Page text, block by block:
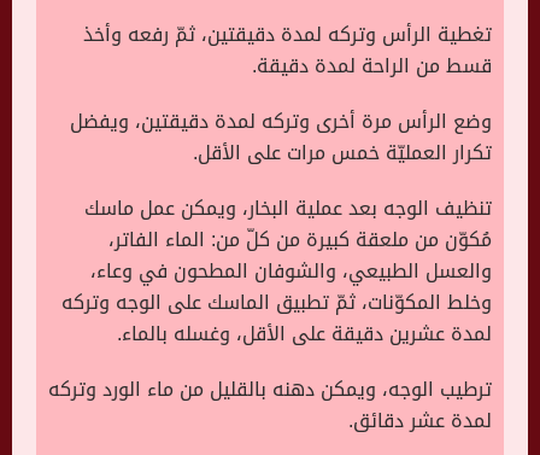
تغطية الرأس وتركه لمدة دقيقتين، ثمّ رفعه وأخذ
قسط من الراحة لمدة دقيقة.
وضع الرأس مرة أخرى وتركه لمدة دقيقتين، ويفضل
تكرار العمليّة خمس مرات على الأقل.
تنظيف الوجه بعد عملية البخار، ويمكن عمل ماسك
مُكوّن من ملعقة كبيرة من كلّ من: الماء الفاتر،
والعسل الطبيعي، والشوفان المطحون في وعاء،
وخلط المكوّنات، ثمّ تطبيق الماسك على الوجه وتركه
لمدة عشرين دقيقة على الأقل، وغسله بالماء.
ترطيب الوجه، ويمكن دهنه بالقليل من ماء الورد وتركه
لمدة عشر دقائق.